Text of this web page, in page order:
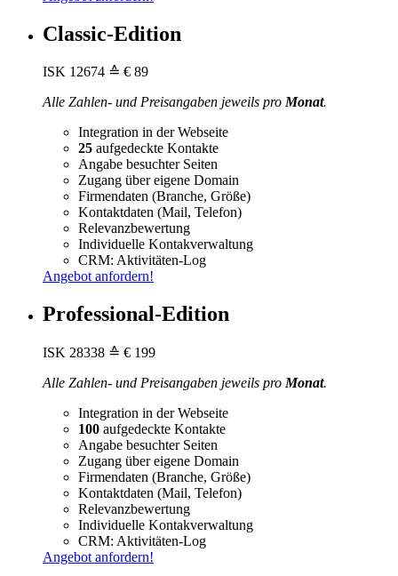
Classic-Edition
ISK 12674 ≙ € 89
Alle Zahlen- und Preisangaben jeweils proMonat.
Integration in der Webseite
25 aufgedeckte Kontakte
Angabe besuchter Seiten
Zugang über eigene Domain
Firmendaten (Branche, Größe)
Kontaktdaten (Mail, Telefon)
Relevanzbewertung
Individuelle Kontakverwaltung
CRM: Aktivitäten-Log
Angebot anfordern!
Professional-Edition
ISK 28338 ≙ € 199
Alle Zahlen- und Preisangaben jeweils pro Monat.
Integration in der Webseite
100 aufgedeckte Kontakte
Angabe besuchter Seiten
Zugang über eigene Domain
Firmendaten (Branche, Größe)
Kontaktdaten (Mail, Telefon)
Relevanzbewertung
Individuelle Kontakverwaltung
CRM: Aktivitäten-Log
Angebot anfordern!